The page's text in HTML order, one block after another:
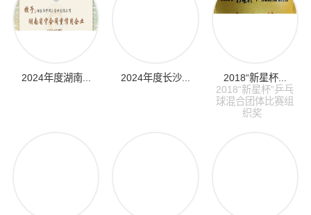
2024年度湖南... 2024年度长沙...
2018“新星杯...
2018“新星杯”乒乓
球混合团体比赛组
织奖